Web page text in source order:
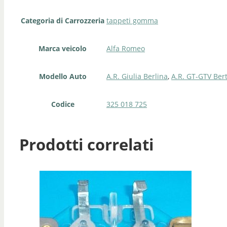
Categoria di Carrozzeria tappeti gomma
Marca veicolo Alfa Romeo
Modello Auto A.R. Giulia Berlina, A.R. GT-GTV
Codice 325 018 725
Prodotti correlati